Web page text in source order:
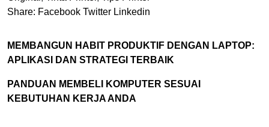
Share: Facebook Twitter Linkedin
MEMBANGUN HABIT PRODUKTIF DENGAN LAPTOP:
APLIKASI DAN STRATEGI TERBAIK
PANDUAN MEMBELI KOMPUTER SESUAI
KEBUTUHAN KERJA ANDA